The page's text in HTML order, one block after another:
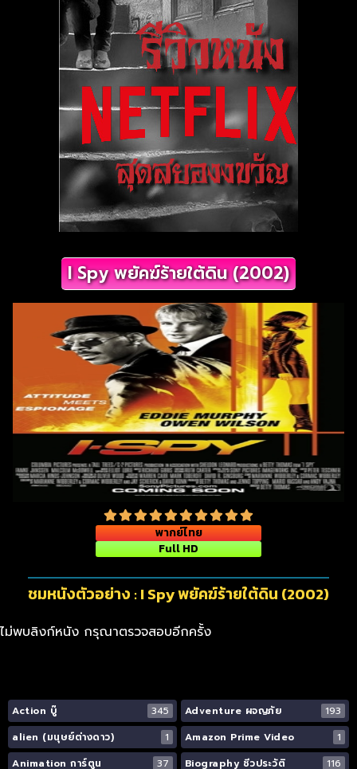
I Spy พยัคฆ์ร้ายใต้ดิน (2002)
พากย์ไทย
Full HD
ชมหนังตัวอย่าง : I Spy พยัคฆ์ร้ายใต้ดิน (2002)
ไม่พบลิงก์หนัง กรุณาตรวจสอบอีกครั้ง
Action บู๊ 345 Adventure ผจญภัย
193
alien (มนุษย์ต่างดาว)
1 Amazon Prime Video
1
Animation การ์ตูน
37 Biography ชีวประวัติ 116